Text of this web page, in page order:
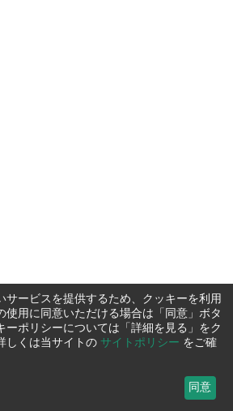
サービスを提供するため、クッキーを利用
使用に同意いただける場合は「同意」ボタ
ーポリシーについては「詳細を見る」をク
しくは当サイトの サイトポリシー をご確
同意